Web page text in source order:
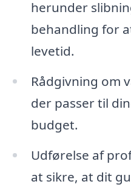
herunder
behandling for
levetid.
Rådgivning om
der passer til
budget.
Udførelse af
at sikre, at dit